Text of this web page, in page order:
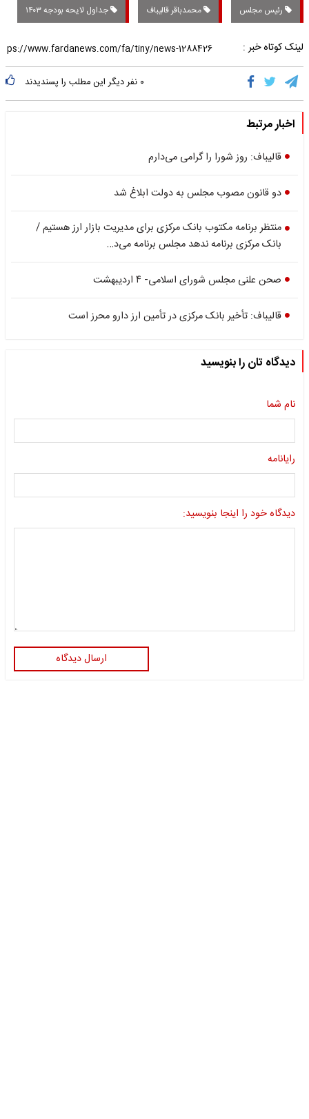
رئیس مجلس محمدباقر قالیباف جداول لایحه بودجه ۱۴۰۳
لینک کوتاه خبر :
۰ نفر دیگر این مطلب را پسندیدند
اخبار مرتبط
قالیباف: روز شورا را گرامی می‌دارم
دو قانون مصوب مجلس به دولت ابلاغ شد
منتظر برنامه مکتوب بانک مرکزی برای مدیریت بازار ارز هستیم /
بانک مرکزی برنامه ندهد مجلس برنامه می‌د…
صحن علنی مجلس شورای اسلامی- ۴ اردیبهشت
قالیباف: تأخیر بانک مرکزی در تأمین ارز دارو محرز است
دیدگاه تان را بنویسید
نام شما
رایانامه
دیدگاه خود را اینجا بنویسید:
ارسال دیدگاه